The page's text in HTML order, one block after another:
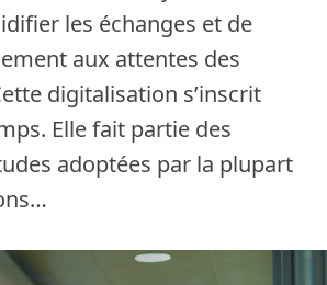
les échanges et de
aux attentes des
digitalisation s’inscrit
Elle fait partie des
adoptées par la plupart